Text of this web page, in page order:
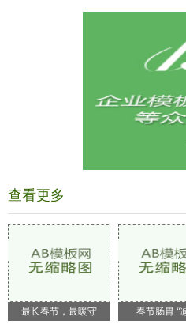
查看更多
最长春节，最暖守 春节肠胃 “